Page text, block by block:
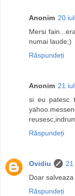
Anonim 20
Mersi
numai laude;)
Răspundeți
Anonim 21
si eu patesc
Răspundeți
Ovidiu
Doar
Răspundeți